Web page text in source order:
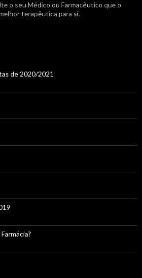
o seu Médico ou Farmacêutico que o
terapêutica para si.
de 2020/2021